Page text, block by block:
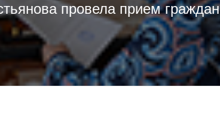
провела прием граждан